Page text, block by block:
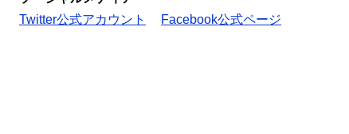
Twitter公式アカウント
Facebook公式ページ